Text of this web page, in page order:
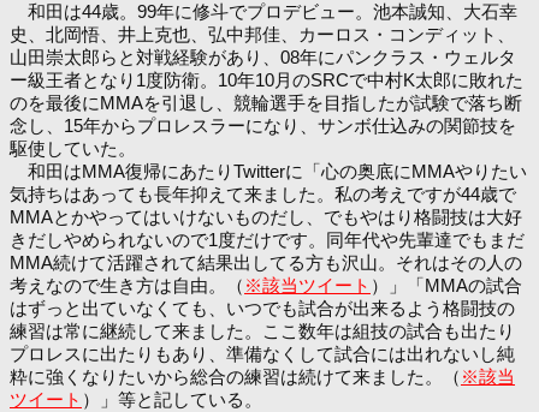
和田は44歳。99年に修斗でプロデビュー。池本誠知、大石幸
史、北岡悟、井上克也、弘中邦佳、カーロス・コンディット、
山田崇太郎らと対戦経験があり、08年にパンクラス・ウェルタ
ー級王者となり1度防衛。10年10月のSRCで中村K太郎に敗れた
のを最後にMMAを引退し、競輪選手を目指したが試験で落ち断
念し、15年からプロレスラーになり、サンボ仕込みの関節技を
駆使していた。
和田はMMA復帰にあたりTwitterに「心の奥底にMMAやりたい
気持ちはあっても長年抑えて来ました。私の考えですが44歳で
MMAとかやってはいけないものだし、でもやはり格闘技は大好
きだしやめられないので1度だけです。同年代や先輩達でもまだ
MMA続けて活躍されて結果出してる方も沢山。それはその人の
考えなので生き方は自由。（ ※該当ツイート ）」「MMAの試合
はずっと出ていなくても、いつでも試合が出来るよう格闘技の
練習は常に継続して来ました。ここ数年は組技の試合も出たり
プロレスに出たりもあり、準備なくして試合には出れないし純
粋に強くなりたいから総合の練習は続けて来ました。（ ※該当
ツイート ）」等と記している。